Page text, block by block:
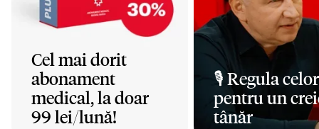
Cel mai dorit
abonament
medical, la doar
99 lei/lună!
🎙️ Regula
pentru un
tânăr